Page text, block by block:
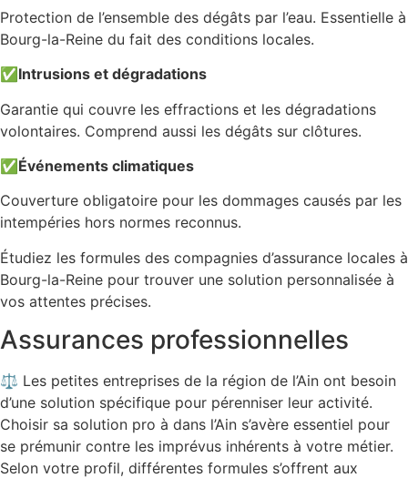
Protection de l’ensemble des dégâts par l’eau. Essentielle à
Bourg-la-Reine du fait des conditions locales.
✅ Intrusions et dégradations
Garantie qui couvre les effractions et les dégradations
volontaires. Comprend aussi les dégâts sur clôtures.
✅Événements climatiques
Couverture obligatoire pour les dommages causés par les
intempéries hors normes reconnus.
Étudiez les formules des compagnies d’assurance locales à
Bourg-la-Reine pour trouver une solution personnalisée à
vos attentes précises.
Assurances professionnelles
⚖️ Les petites entreprises de la région de l’Ain ont besoin
d’une solution spécifique pour pérenniser leur activité.
Choisir sa solution pro à dans l’Ain s’avère essentiel pour
se prémunir contre les imprévus inhérents à votre métier.
Selon votre profil, différentes formules s’offrent aux